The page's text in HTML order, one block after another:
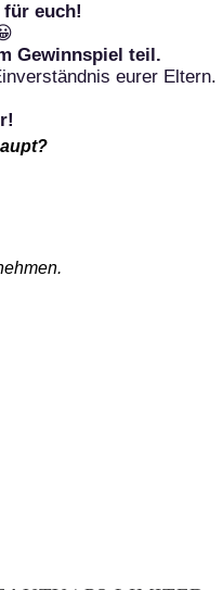
euch!
Gewinnspiel teil.
eurer Eltern.